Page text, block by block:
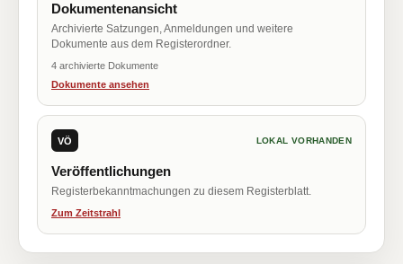
Dokumentenansicht
Archivierte Satzungen, Anmeldungen und weitere
Dokumente aus dem Registerordner.
4 archivierte Dokumente
Dokumente ansehen
VÖ LOKAL VORHANDEN
Veröffentlichungen
Registerbekanntmachungen zu diesem Registerblatt.
Zum Zeitstrahl